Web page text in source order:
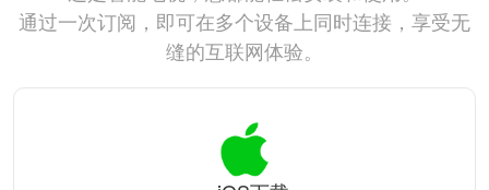
通过一次订阅，即可在多个设备上同时连接，享受无
缝的互联网体验。